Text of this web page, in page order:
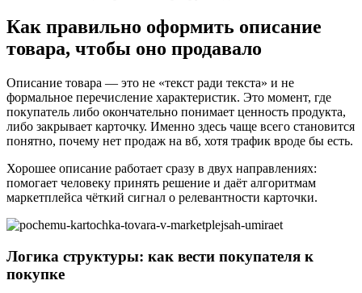
Как правильно оформить описание
товара, чтобы оно продавало
Описание товара — это не «текст ради текста» и не
формальное перечисление характеристик. Это момент, где
покупатель либо окончательно понимает ценность продукта,
либо закрывает карточку. Именно здесь чаще всего становится
понятно, почему нет продаж на вб, хотя трафик вроде бы есть.
Хорошее описание работает сразу в двух направлениях:
помогает человеку принять решение и даёт алгоритмам
маркетплейса чёткий сигнал о релевантности карточки.
Логика структуры: как вести покупателя к
покупке